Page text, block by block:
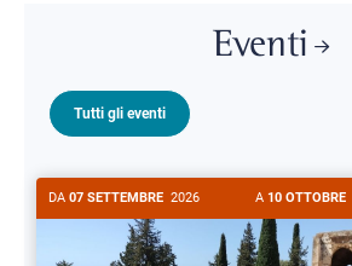
Eventi
Tutti gli eventi
DA 07 SETTEMBRE 2026 A 10 OTTOBRE